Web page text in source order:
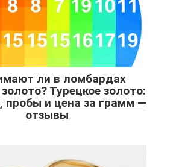
ли в ломбардах
Турецкое золото:
пробы и цена за грамм —
отзывы